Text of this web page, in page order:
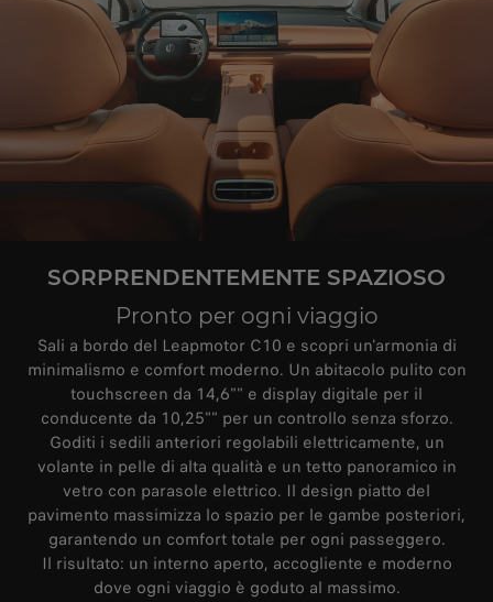
SORPRENDENTEMENTE SPAZIOSO
Pronto per ogni viaggio
Sali a bordo del Leapmotor C10 e scopri un'armonia di
minimalismo e comfort moderno. Un abitacolo pulito con
touchscreen da 14,6"" e display digitale per il
conducente da 10,25"" per un controllo senza sforzo.
Goditi i sedili anteriori regolabili elettricamente, un
volante in pelle di alta qualità e un tetto panoramico in
vetro con parasole elettrico. Il design piatto del
pavimento massimizza lo spazio per le gambe posteriori,
garantendo un comfort totale per ogni passeggero.
Il risultato: un interno aperto, accogliente e moderno
dove ogni viaggio è goduto al massimo.